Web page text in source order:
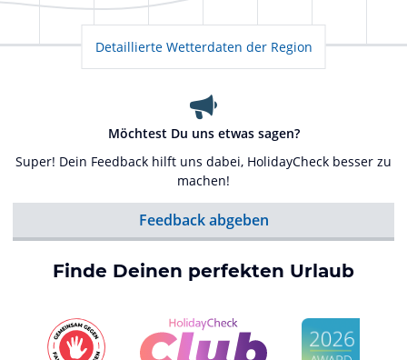
Detaillierte Wetterdaten der Region
Möchtest Du uns etwas sagen?
Super! Dein Feedback hilft uns dabei, HolidayCheck besser zu
machen!
Feedback abgeben
Finde Deinen perfekten Urlaub